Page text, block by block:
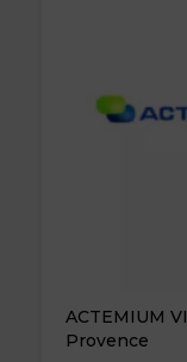
ACTEMIUM
Provence